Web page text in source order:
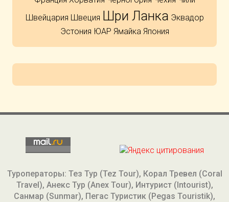
Швейцария Швеция Шри Ланка Эквадор
Эстония ЮАР Ямайка Япония
Туроператоры: Тез Тур (Tez Tour), Корал Тревел (Coral
Travel), Анекс Тур (Anex Tour), Интурист (Intourist),
Санмар (Sunmar), Пегас Туристик (Pegas Touristik),